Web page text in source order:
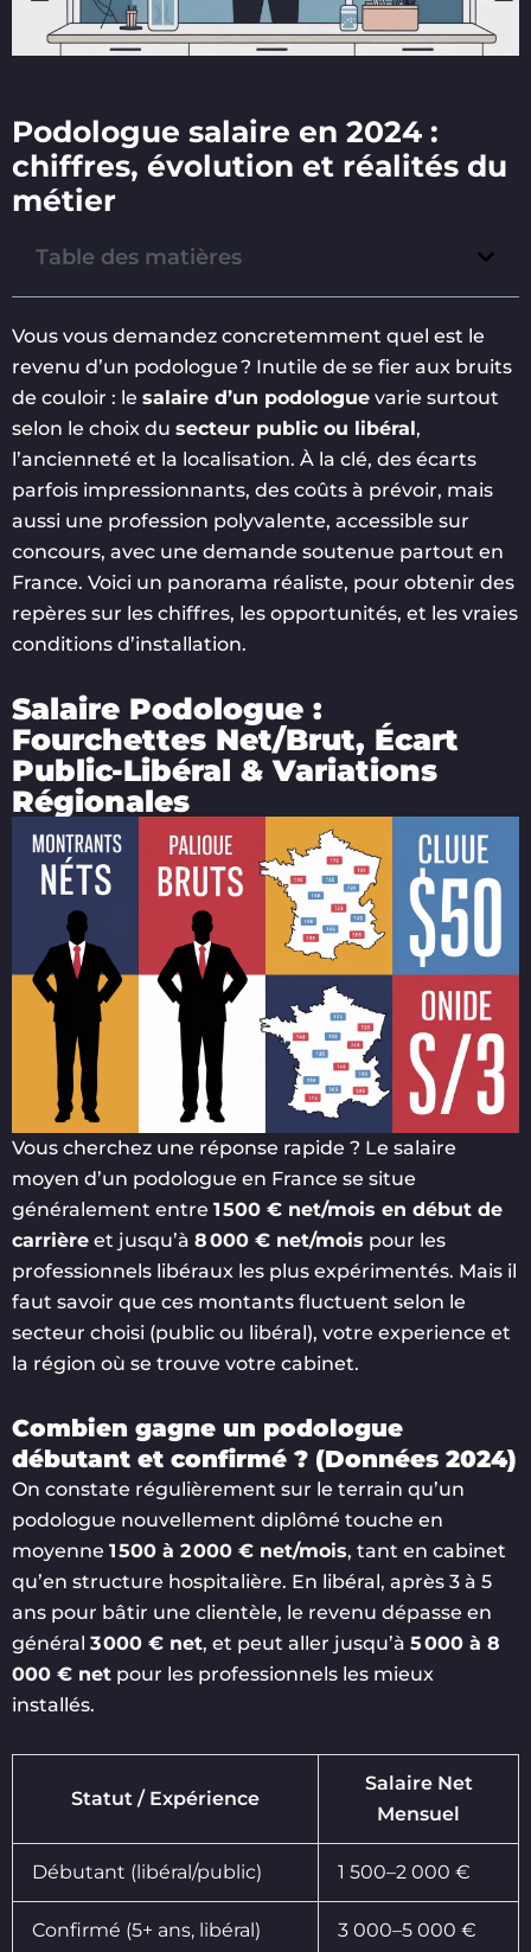
Podologue salaire en 2024 :
chiffres, évolution et réalités du
métier
Table des matières
Vous vous demandez concretemment quel est le
revenu d’un podologue ? Inutile de se fier aux bruits
de couloir : le salaire d’un podologue varie surtout
selon le choix du secteur public ou libéral,
l’ancienneté et la localisation. À la clé, des écarts
parfois impressionnants, des coûts à prévoir, mais
aussi une profession polyvalente, accessible sur
concours, avec une demande soutenue partout en
France. Voici un panorama réaliste, pour obtenir des
repères sur les chiffres, les opportunités, et les vraies
conditions d’installation.
Salaire Podologue :
Fourchettes Net/Brut, Écart
Public-Libéral & Variations
Régionales
Vous cherchez une réponse rapide ? Le salaire
moyen d’un podologue en France se situe
généralement entre 1 500 € net/mois en début de
carrière et jusqu’à 8 000 € net/mois pour les
professionnels libéraux les plus expérimentés. Mais il
faut savoir que ces montants fluctuent selon le
secteur choisi (public ou libéral), votre experience et
la région où se trouve votre cabinet.
Combien gagne un podologue
débutant et confirmé ? (Données 2024)
On constate régulièrement sur le terrain qu’un
podologue nouvellement diplômé touche en
moyenne 1 500 à 2 000 € net/mois, tant en cabinet
qu’en structure hospitalière. En libéral, après 3 à 5
ans pour bâtir une clientèle, le revenu dépasse en
général 3 000 € net, et peut aller jusqu’à 5 000 à 8
000 € net pour les professionnels les mieux
installés.
Statut / Expérience
Salaire Net
Mensuel
Débutant (libéral/public) 1 500–2 000 €
Confirmé (5+ ans, libéral) 3 000–5 000 €